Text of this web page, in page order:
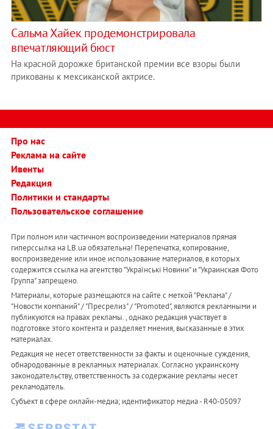
Сальма Хайек продемонстрировала
впечатляющий бюст
На красной дорожке британской премии все взоры были
прикованы к мексиканской актрисе.
Про нас
Реклама на сайте
Ивенты
Редакция
Политики и стандарты
Пользовательское соглашение
При полном или частичном воспроизведении материалов прямая
гиперссылка на LB.ua обязательна! Перепечатка, копирование,
воспроизведение или иное использование материалов, в которых
содержится ссылка на агентство "Українськi Новини" и "Украинская Фото
Группа" запрещено.
Материалы, которые размещаются на сайте с меткой "Реклама" /
"Новости компаний" / "Пресрелиз" / "Promoted", являются рекламными и
публикуются на правах рекламы. , однако редакция участвует в
подготовке этого контента и разделяет мнения, высказанные в этих
материалах.
Редакция не несет ответственности за факты и оценочные суждения,
обнародованные в рекламных материалах. Согласно украинскому
законодательству, ответственность за содержание рекламы несет
рекламодатель.
Субъект в сфере онлайн-медиа; идентификатор медиа - R40-05097